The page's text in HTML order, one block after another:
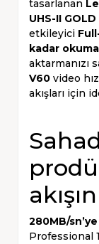
tasarlanan
UHS-II
etkileyici
kadar okuma
aktarmanızı
V60 video
akışları için
280MB/
Professional